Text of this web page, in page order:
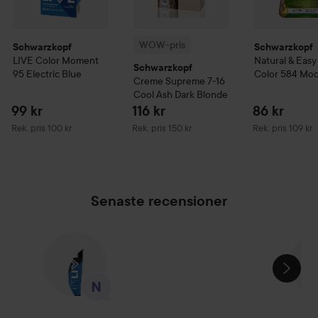
Schwarzkopf
LIVE Color Moment
95 Electric Blue
99 kr
Rek. pris 100 kr
Rekommenderat pris 100 kr
WOW-pris
Schwarzkopf
Creme Supreme 7-16
Cool Ash Dark Blonde
116 kr
Rek. pris 150 kr
Rekommenderat pris 150 kr
Schwarzkopf
Natural & Easy
Color 584
86 kr
Rek. pris 109 kr
Senaste recensioner
HOPPA ÖVER SEKTIONEN